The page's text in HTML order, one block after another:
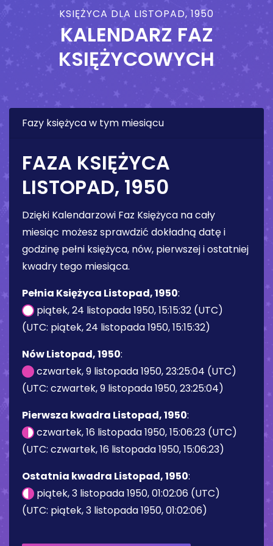
KSIĘŻYCA DLA LISTOPAD, 1950
KALENDARZ FAZ
KSIĘŻYCOWYCH
Fazy księżyca w tym miesiącu
FAZA KSIĘŻYCA
LISTOPAD, 1950
Dzięki Kalendarzowi Faz Księżyca na cały
miesiąc możesz sprawdzić dokładną datę i
godzinę pełni księżyca, nów, pierwszej i ostatniej
kwadry tego miesiąca.
Pełnia Księżyca Listopad, 1950:
piątek, 24 listopada 1950, 15:15:32 (UTC)
(UTC: piątek, 24 listopada 1950, 15:15:32)
Nów Listopad, 1950:
czwartek, 9 listopada 1950, 23:25:04 (UTC)
(UTC: czwartek, 9 listopada 1950, 23:25:04)
Pierwsza kwadra Listopad, 1950:
czwartek, 16 listopada 1950, 15:06:23 (UTC)
(UTC: czwartek, 16 listopada 1950, 15:06:23)
Ostatnia kwadra Listopad, 1950:
piątek, 3 listopada 1950, 01:02:06 (UTC)
(UTC: piątek, 3 listopada 1950, 01:02:06)